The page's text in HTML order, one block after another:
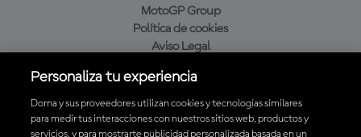
MotoGP Group
Política de cookies
Aviso Legal
Política de compra
Personaliza tu experiencia
Dorna y sus proveedores utilizan cookies y tecnologías similares
para medir tus interacciones con nuestros sitios web, productos y
servicios, y para mostrarte publicidad personalizada basada en un